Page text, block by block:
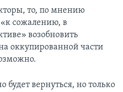
то, по мнению
«к сожалению, в
возобновить
оккупированной части
будет вернуться, но только